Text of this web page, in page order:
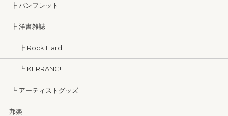
┣ パンフレット
┣ 洋書雑誌
┣ Rock Hard
┗ KERRANG!
┗ アーティストグッズ
邦楽